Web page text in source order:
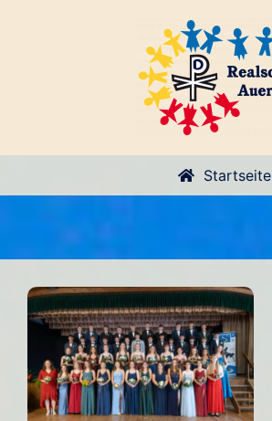
Startseite